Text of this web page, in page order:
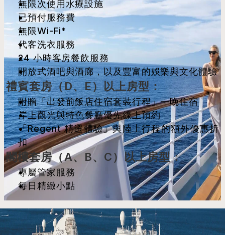
無限次使用水療設施
已預付服務費
無限Wi-Fi*
代客洗衣服務
24 小時客房餐飲服務
開放式酒吧與酒廊，以及豐富的娛樂與文化體驗
禮賓套房（D、E）以上房型：
附贈「出發前飯店住宿套裝行程」一晚住宿
岸上觀光與特色餐廳優先線上預約
「Regent 精選體驗」與陸上行程的額外優惠折
扣
閣樓套房（A、B、C）以上房型：
專屬管家服務
每日精緻小點